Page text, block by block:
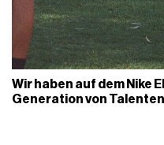
Wir haben auf dem Nike
Generation von